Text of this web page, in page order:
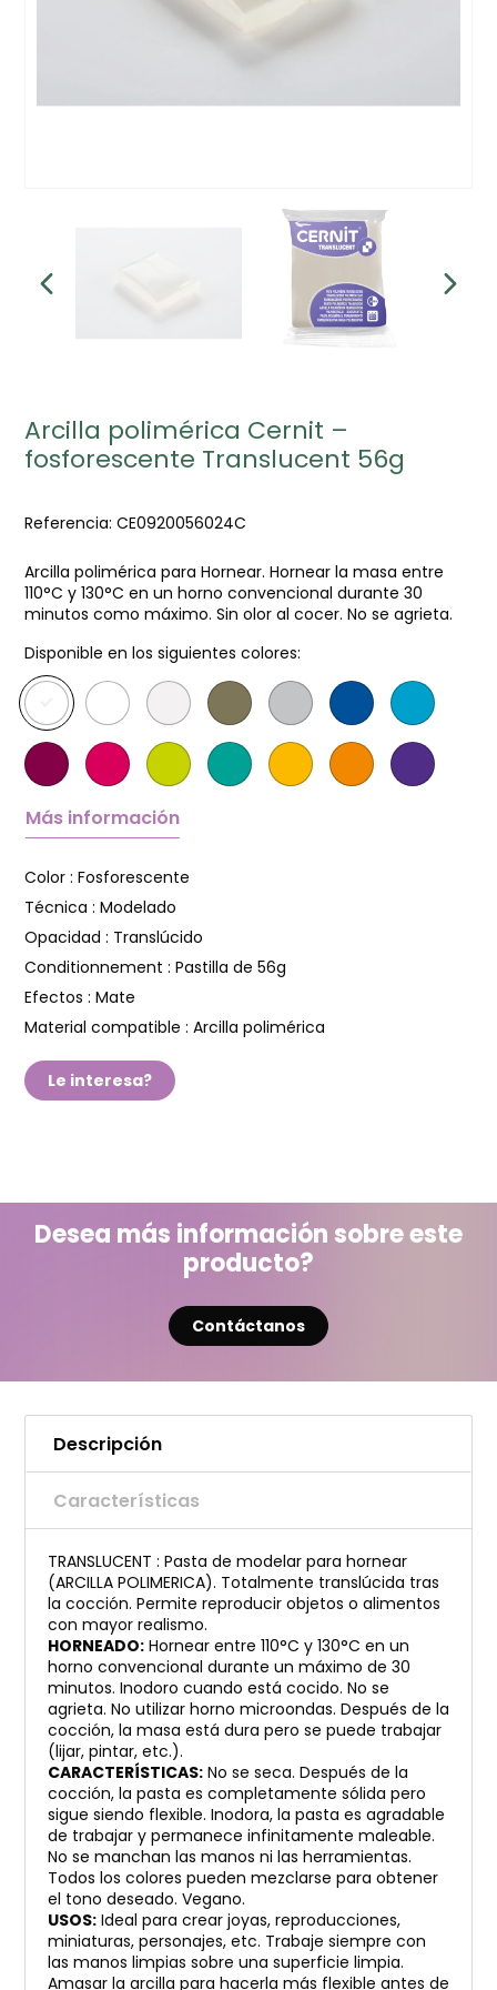
Arcilla polimérica Cernit –
fosforescente Translucent 56g
Referencia: CE0920056024C
Arcilla polimérica para Hornear. Hornear la masa entre
110°C y 130°C en un horno convencional durante 30
minutos como máximo. Sin olor al cocer. No se agrieta.
Disponible en los siguientes colores:
Más información
Color : Fosforescente
Técnica : Modelado
Opacidad : Translúcido
Conditionnement : Pastilla de 56g
Efectos : Mate
Material compatible : Arcilla polimérica
Le interesa?
Desea más información sobre este
producto?
Contáctanos
Descripción
Características
TRANSLUCENT : Pasta de modelar para hornear
(ARCILLA POLIMERICA). Totalmente translúcida tras
la cocción. Permite reproducir objetos o alimentos
con mayor realismo.
HORNEADO: Hornear entre 110°C y 130°C en un
horno convencional durante un máximo de 30
minutos. Inodoro cuando está cocido. No se
agrieta. No utilizar horno microondas. Después de la
cocción, la masa está dura pero se puede trabajar
(lijar, pintar, etc.).
CARACTERÍSTICAS: No se seca. Después de la
cocción, la pasta es completamente sólida pero
sigue siendo flexible. Inodora, la pasta es agradable
de trabajar y permanece infinitamente maleable.
No se manchan las manos ni las herramientas.
Todos los colores pueden mezclarse para obtener
el tono deseado. Vegano.
USOS: Ideal para crear joyas, reproducciones,
miniaturas, personajes, etc. Trabaje siempre con
las manos limpias sobre una superficie limpia.
Amasar la arcilla para hacerla más flexible antes de